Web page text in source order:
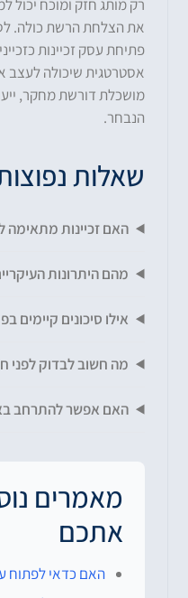
רק מותג חזק ומוכח יכול
את הצלחת הרשת כולה.
פתיחת עסק זכיינות
אסטרטגית שיכולה לעצב
מושכלת דורשת מחקר,
הנבחר.
שאלות נפוצות
האם זכיינות מתאימה
מהם היתרונות העיקריים
אילו סיכונים קיימים
מה חשוב לבדוק לפני
האם אפשר להתרחב
מאמרים
אתכם
האם כדאי לפתוח